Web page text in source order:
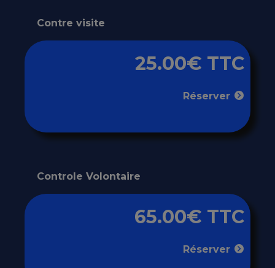
Contre visite
25.00€ TTC
Réserver
Controle Volontaire
65.00€ TTC
Réserver